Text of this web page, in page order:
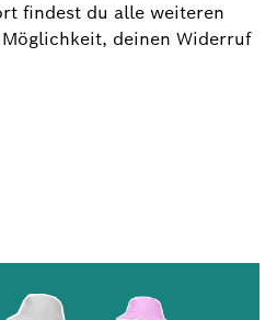
findest du alle weiteren
deinen Widerruf